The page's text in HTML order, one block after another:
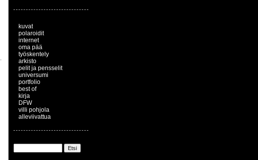
kuvat
polaroidit
internet
oma pää
työskentely
arkisto
pelit ja pensselit
universumi
portfolio
best of
kirja
DFW
villi pohjola
alleviivattua